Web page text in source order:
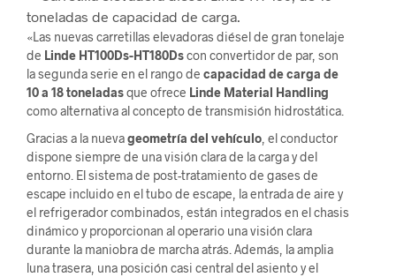
«Las nuevas carretillas elevadoras diésel de gran tonelaje
de Linde HT100Ds-HT180Dscon convertidor de par, son
la segunda serie en el rango de capacidad de carga de
10 a 18 toneladasque ofrece Linde Material Handling
como alternativa al concepto de transmisión hidrostática.
Gracias a la nuevageometría del vehículo , el conductor
dispone siempre de una visión clara de la carga y del
entorno. El sistema de post-tratamiento de gases de
escape incluido en el tubo de escape, la entrada de aire y
el refrigerador combinados, están integrados en el chasis
dinámico y proporcionan al operario una visión clara
durante la maniobra de marcha atrás. Además, la amplia
luna trasera, una posición casi central del asiento y el